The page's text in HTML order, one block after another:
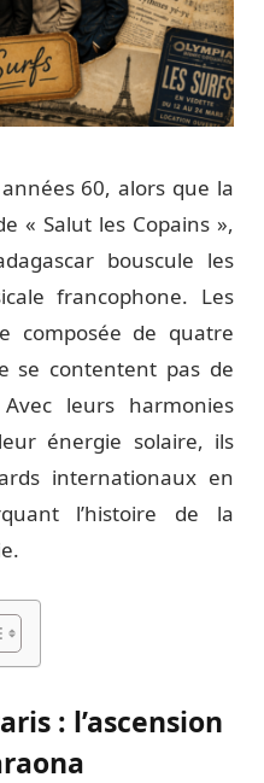
60, alors que la
« Salut les Copains »,
bouscule les
francophone. Les
composée de quatre
se contentent pas de
leurs harmonies
énergie solaire, ils
internationaux en
l’histoire de la
: l’ascension